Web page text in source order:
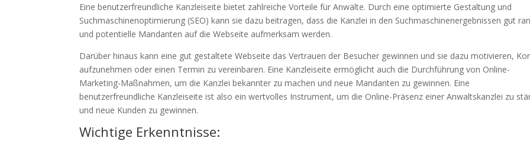
Eine benutzerfreundliche Kanzleiseite bietet zahlreiche Vorteile für Anwälte. Durch eine optimierte Gestaltung und
Suchmaschinenoptimierung (SEO) kann sie dazu beitragen, dass die Kanzlei in den Suchmaschinenergebnissen gut
und potentielle Mandanten auf die Webseite aufmerksam werden.
Darüber hinaus kann eine gut gestaltete Webseite das Vertrauen der Besucher gewinnen und sie dazu motivieren,
aufzunehmen oder einen Termin zu vereinbaren. Eine Kanzleiseite ermöglicht auch die Durchführung von Online-
Marketing-Maßnahmen, um die Kanzlei bekannter zu machen und neue Mandanten zu gewinnen. Eine
benutzerfreundliche Kanzleiseite ist also ein wertvolles Instrument, um die Online-Präsenz einer Anwaltskanzlei zu
und neue Kunden zu gewinnen.
Wichtige Erkenntnisse: